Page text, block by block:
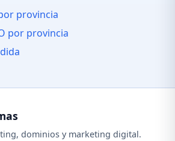
provincia
por provincia
dominios y marketing digital.